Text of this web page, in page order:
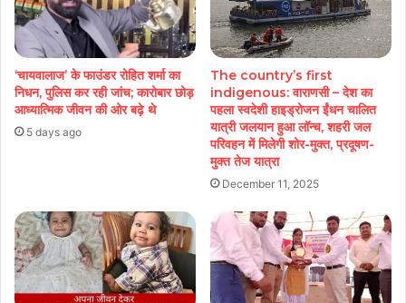
‘चायवालाज’ के फाउंडर रोहित शर्मा का
निधन, पुलिस कर रही जांच; कारोबार छोड़
आध्यात्मिक जीवन की ओर बढ़े थे
5 days ago
The country’s first
indigenous: वाराणसी – देश का
पहला स्वदेशी हाइड्रोजन ईंधन चालित
यात्री जलयान हुआ लॉन्च, शहरी जल
परिवहन में मिलेगी शोर-मुक्त, प्रदूषण-
मुक्त तेज यात्रा
December 11, 2025